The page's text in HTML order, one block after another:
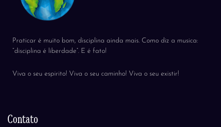
Praticar é muito bom, disciplina ainda mais. Como diz a musica:
“disciplina é liberdade”. E é fato!
Viva o seu espirito! Viva o seu caminho! Viva o seu existir!
Contato